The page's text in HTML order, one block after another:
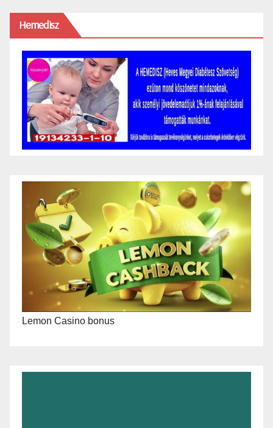
Hemedisz
Lemon Casino bonus